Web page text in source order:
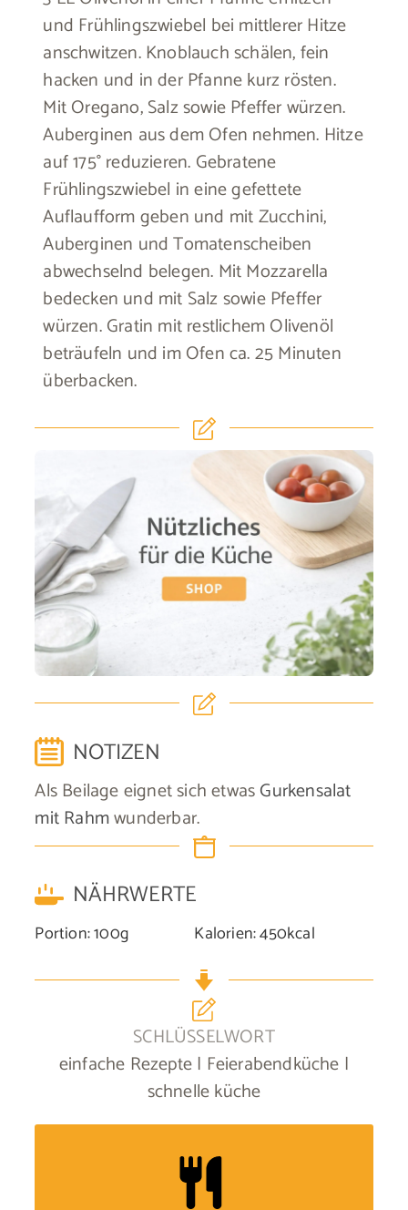
und Frühlingszwiebel bei mittlerer Hitze
anschwitzen. Knoblauch schälen, fein
hacken und in der Pfanne kurz rösten.
Mit Oregano, Salz sowie Pfeffer würzen.
Auberginen aus dem Ofen nehmen. Hitze
auf 175° reduzieren. Gebratene
Frühlingszwiebel in eine gefettete
Auflaufform geben und mit Zucchini,
Auberginen und Tomatenscheiben
abwechselnd belegen. Mit Mozzarella
bedecken und mit Salz sowie Pfeffer
würzen. Gratin mit restlichem Olivenöl
beträufeln und im Ofen ca. 25 Minuten
überbacken.
NOTIZEN
Als Beilage eignet sich etwasGurkensalat
mit Rahmwunderbar.
NÄHRWERTE
Portion:100g Kalorien:450kcal
SCHLÜSSELWORT
einfache Rezepte | Feierabendküche |
schnelle küche